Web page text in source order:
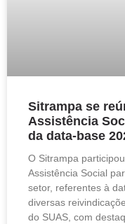
Sitrampa se
Assistência
da data-base
O Sitrampa
Assistência Social
setor, referentes à
diversas
do SUAS, com